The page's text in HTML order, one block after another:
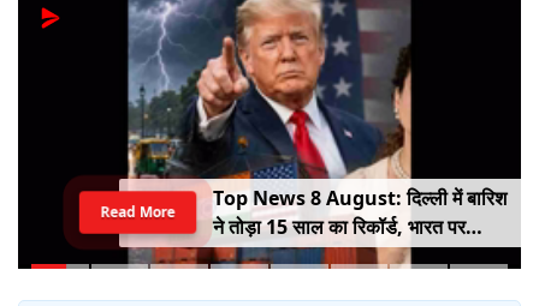
Top News 8 August: दिल्ली में बारिश
ने तोड़ा 15 साल का रिकॉर्ड, भारत पर
100% टैरिफ का खतरा; Gen Z पर कंगना
Read More